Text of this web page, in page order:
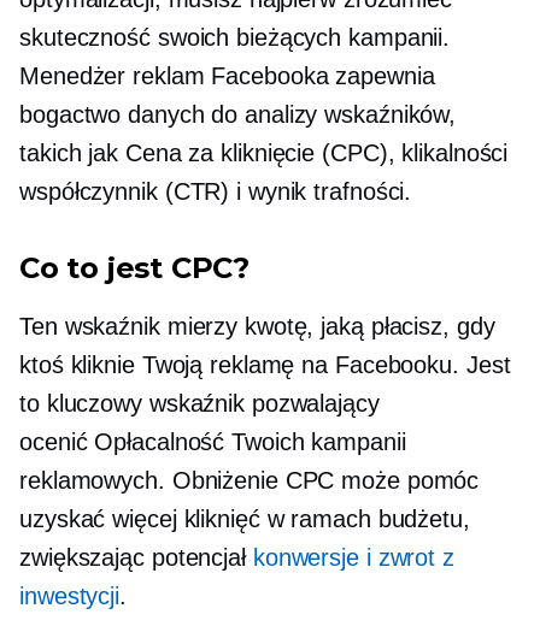
skuteczność swoich bieżących kampanii.
Menedżer reklam Facebooka zapewnia
bogactwo danych do analizy wskaźników,
takich jak Cena za kliknięcie (CPC), klikalności
współczynnik (CTR) i wynik trafności.
Co to jest CPC?
Ten wskaźnik mierzy kwotę, jaką płacisz, gdy
ktoś kliknie Twoją reklamę na Facebooku. Jest
to kluczowy wskaźnik pozwalający
ocenić Opłacalność Twoich kampanii
reklamowych. Obniżenie CPC może pomóc
uzyskać więcej kliknięć w ramach budżetu,
zwiększając potencjał konwersje i zwrot z
inwestycji.